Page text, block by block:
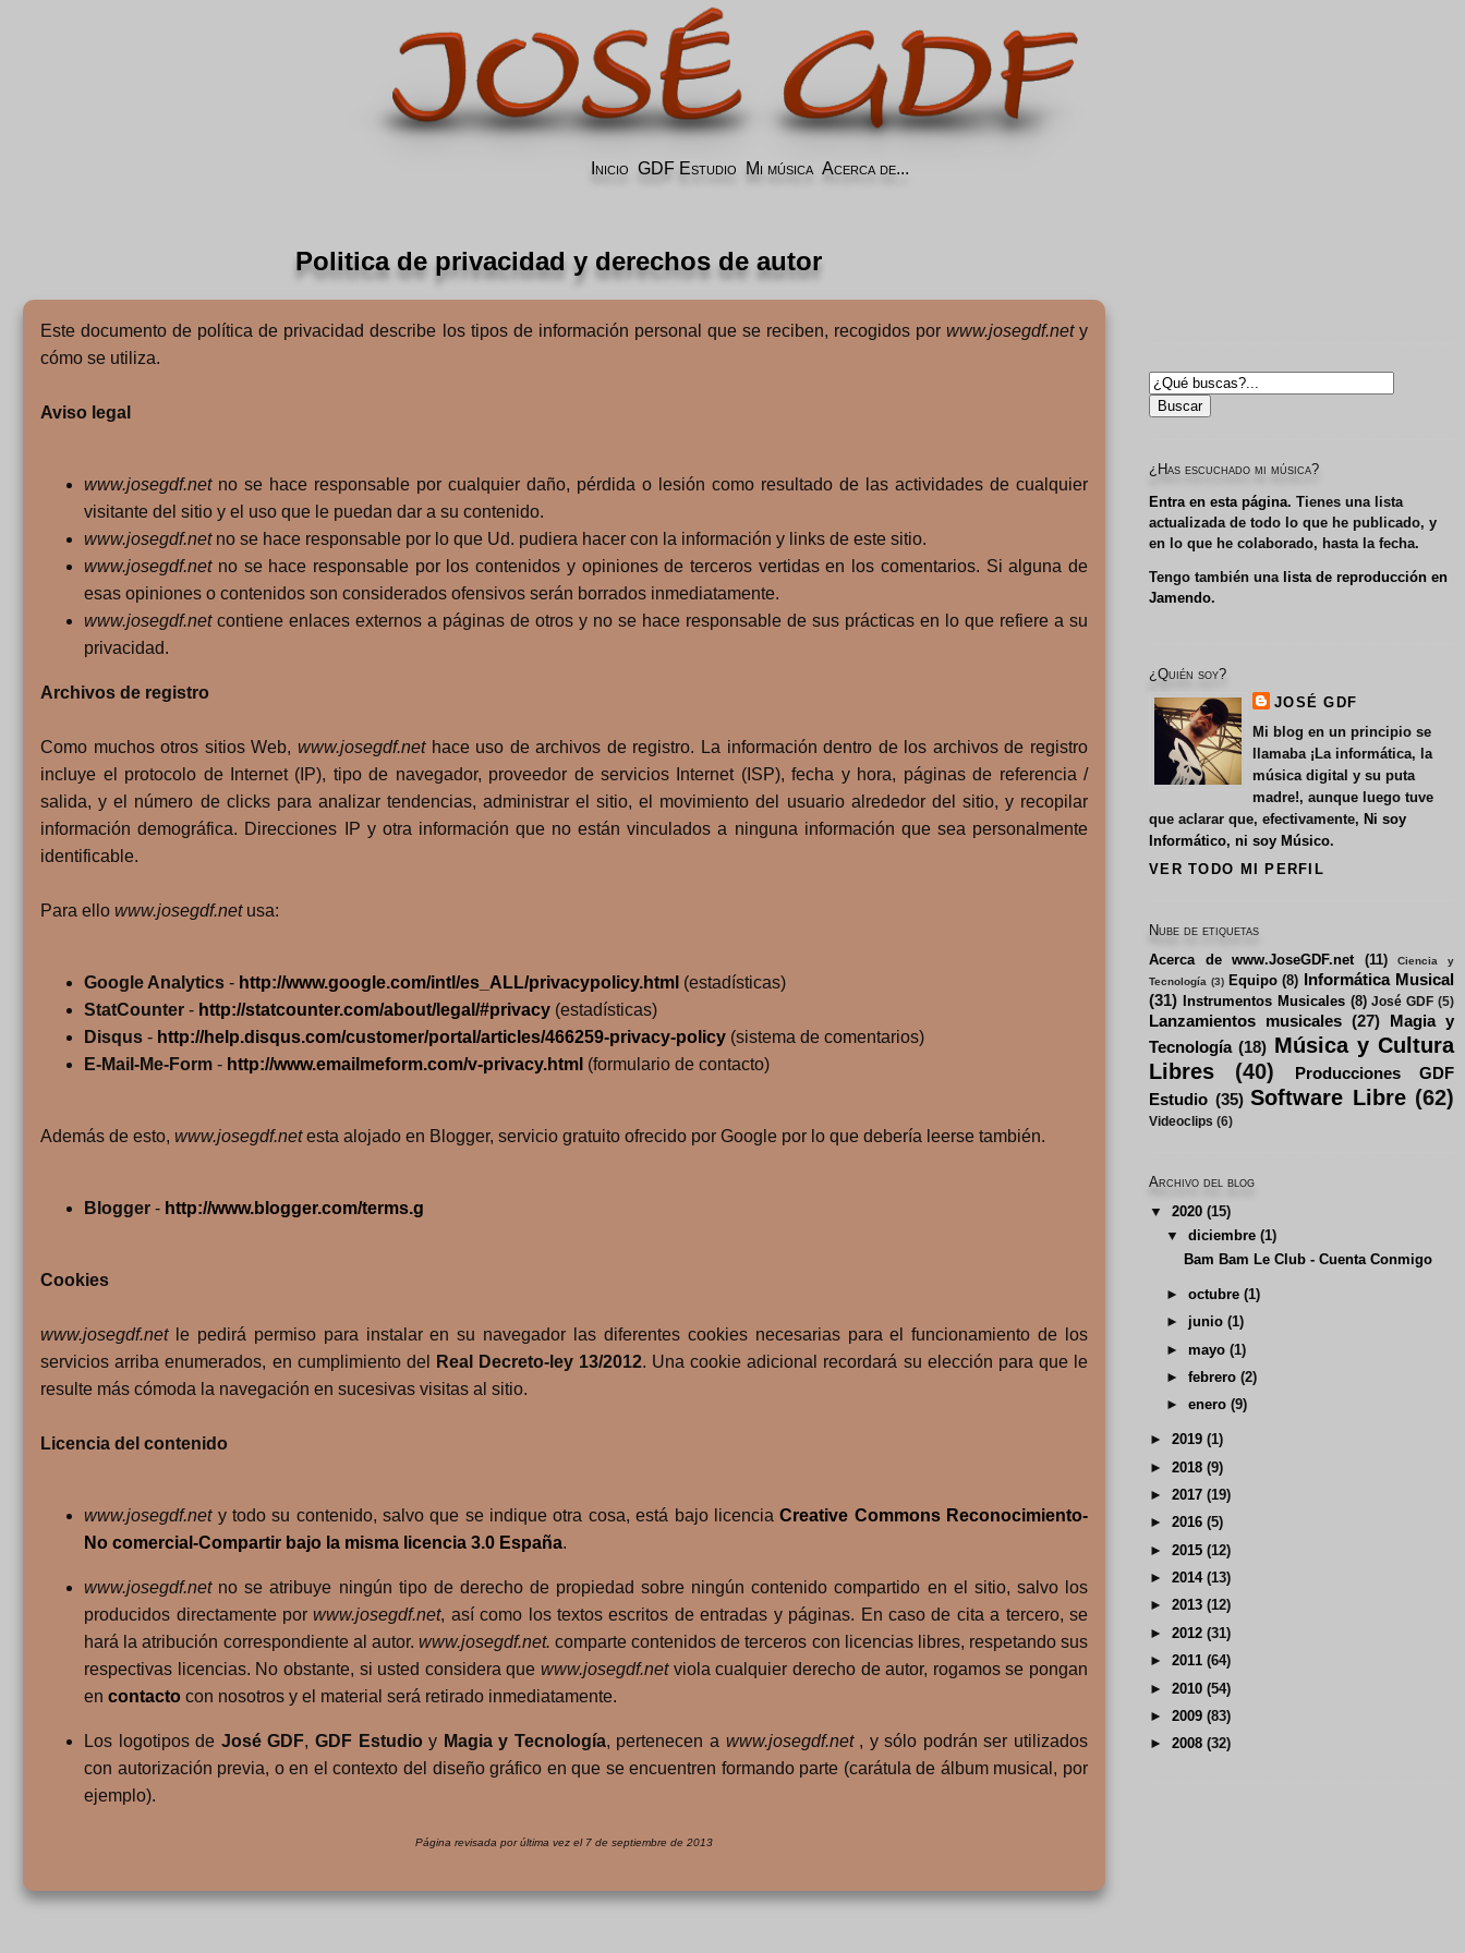
Inicio GDF Estudio Mi música Acerca de...
Politica de privacidad y derechos de autor
Este documento de política de privacidad describe los tipos de información personal que se reciben, recogidos por www.josegdf.nety
cómo se utiliza.
Aviso legal
www.josegdf.netno se hace responsable por cualquier daño, pérdida o lesión como resultado de las actividades de cualquier
visitante del sitio y el uso que le puedan dar a su contenido.
www.josegdf.netno se hace responsable por lo que Ud. pudiera hacer con la información y links de este sitio.
www.josegdf.netno se hace responsable por los contenidos y opiniones de terceros vertidas en los comentarios. Si alguna de
esas opiniones o contenidos son considerados ofensivos serán borrados inmediatamente.
www.josegdf.netcontiene enlaces externos a páginas de otros y no se hace responsable de sus prácticas en lo que refiere a su
privacidad.
Archivos de registro
Como muchos otros sitios Web,www.josegdf.nethace uso de archivos de registro. La información dentro de los archivos de registro
incluye el protocolo de Internet (IP), tipo de navegador, proveedor de servicios Internet (ISP), fecha y hora, páginas de referencia /
salida, y el número de clicks para analizar tendencias, administrar el sitio, el movimiento del usuario alrededor del sitio, y recopilar
información demográfica. Direcciones IP y otra información que no están vinculados a ninguna información que sea personalmente
identificable.
Para ellowww.josegdf.netusa:
Google Analytics - http://www.google.com/intl/es_ALL/privacypolicy.html (estadísticas)
StatCounter - http://statcounter.com/about/legal/#privacy (estadísticas)
Disqus - http://help.disqus.com/customer/portal/articles/466259-privacy-policy (sistema de comentarios)
E-Mail-Me-Form - http://www.emailmeform.com/v-privacy.html (formulario de contacto)
Además de esto,www.josegdf.netesta alojado en Blogger, servicio gratuito ofrecido por Google por lo que debería leerse también.
Blogger - http://www.blogger.com/terms.g
Cookies
www.josegdf.netle pedirá permiso para instalar en su navegador las diferentes cookies necesarias para el funcionamiento de los
servicios arriba enumerados, en cumplimiento del
Real Decreto-ley 13/2012. Una cookie adicional recordará su elección para que le
resulte más cómoda la navegación en sucesivas visitas al sitio.
Licencia del contenido
www.josegdf.nety todo su contenido, salvo que se indique otra cosa, está bajo licenciaCreative Commons Reconocimiento-
No comercial-Compartir bajo la misma licencia 3.0 España.
www.josegdf.netno se atribuye ningún tipo de derecho de propiedad sobre ningún contenido compartido en el sitio, salvo los
producidos directamente porwww.josegdf.net, así como los textos escritos de entradas y páginas. En caso de cita a tercero, se
hará la atribución correspondiente al autor. www.josegdf.net.comparte contenidos de terceros con licencias libres, respetando sus
respectivas licencias. No obstante, si usted considera quewww.josegdf.netviola cualquier derecho de autor, rogamos se pongan
encontacto con nosotros y el material será retirado inmediatamente.
Los logotipos de José GDF,GDF Estudioy Magia y Tecnología, pertenecen a www.josegdf.net , y sólo podrán ser utilizados
con autorización previa, o en el contexto del diseño gráfico en que se encuentren formando parte (carátula de álbum musical, por
ejemplo).
Página revisada por última vez el 7 de septiembre de 2013
¿Has escuchado mi música?
Entra en esta página. Tienes una lista
actualizada de todo lo que he publicado, y
en lo que he colaborado, hasta la fecha.
Tengo también una lista de reproducción en
Jamendo.
¿Quién soy?
JOSÉ GDF
Mi blog en un principio se
llamaba ¡La informática, la
música digital y su puta
madre!, aunque luego tuve
que aclarar que, efectivamente, Ni soy
Informático, ni soy Músico.
VER TODO MI PERFIL
Nube de etiquetas
Acerca de www.JoseGDF.net
(11)
Ciencia y
Tecnología (3) Equipo (8) Informática Musical
(31) Instrumentos Musicales (8) José GDF (5)
Lanzamientos musicales (27) Magia y
Tecnología (18) Música y Cultura
Libres
(40)
Producciones GDF
Estudio (35) Software Libre (62)
Videoclips (6)
Archivo del blog
▼
2020 (15)
▼
diciembre (1)
Bam Bam Le Club - Cuenta Conmigo
►octubre (1)
► junio (1)
►mayo (1)
►febrero (2)
►enero (9)
► 2019 (1)
► 2018 (9)
► 2017 (19)
► 2016 (5)
► 2015 (12)
► 2014 (13)
► 2013 (12)
► 2012 (31)
► 2011 (64)
► 2010 (54)
► 2009 (83)
► 2008 (32)